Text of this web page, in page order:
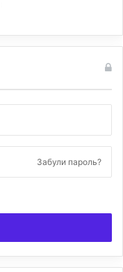
Забули пароль?